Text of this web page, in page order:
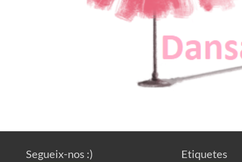
Segueix-nos :) Etiquetes